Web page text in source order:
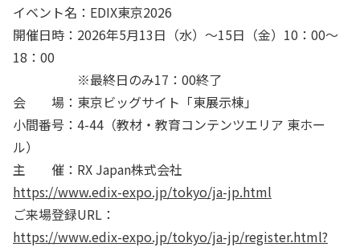
イベント名：EDIX東京2026
開催日時：2026年5月13日（水）～15日（金）10：00～
18：00
※最終日のみ17：00終了
会 場：東京ビッグサイト「東展示棟」
小間番号：4-44（教材・教育コンテンツエリア 東ホー
ル）
主 催：RX Japan株式会社
https://www.edix-expo.jp/tokyo/ja-jp.html
ご来場登録URL：
https://www.edix-expo.jp/tokyo/ja-jp/register.html?